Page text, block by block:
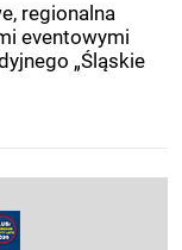
regionalna
eventowymi
„Śląskie